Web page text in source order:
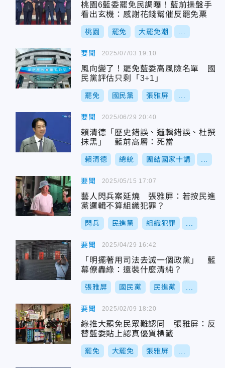
桃園6藍委罷免民調曝！藍前操盤手
看出玄機：感謝花錢幫催反罷免票
桃園 罷免 大罷免潮
要聞
風向變了！罷免藍委高風險名單 國
民黨評估只剩「3+1」
罷免 國民黨 張雅屏
2025/07/03 19:10
要聞
賴清德「歷史錯誤、邏輯錯誤、杜撰
抹黑」 藍前高層：死當
賴清德 總統 團結國家十講
2025/06/29 20:40
要聞
藝人閃兵案延燒 張雅屏：若按民進
黨邏輯不算組織犯罪？
閃兵 民進黨 組織犯罪
2025/05/15 17:07
要聞
「明擺著用司法去滅一個政黨」 藍
幕僚轟綠：還裝什麼清純？
張雅屏 國民黨 民進黨
2025/04/29 16:42
要聞
綠推大罷免民眾難認同 張雅屏：反
替藍委貼上認真優質標籤
罷免 大罷免 張雅屏
2025/02/09 18:20